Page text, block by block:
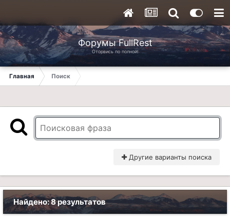
Форумы FullRest
Оторвись по полной!
Главная Поиск
Другие варианты поиска
Найдено: 8 результатов